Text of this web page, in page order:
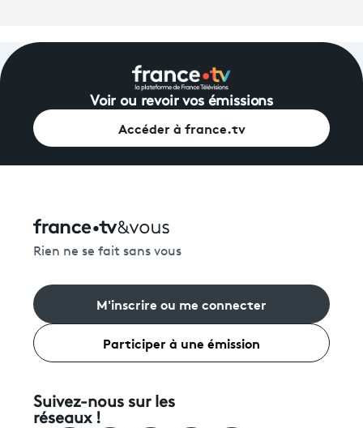
Voir ou revoir vos émissions
Accéder à france.tv
Rien ne se fait sans vous
M'inscrire ou me connecter
Participer à une émission
Suivez-nous sur les
réseaux !